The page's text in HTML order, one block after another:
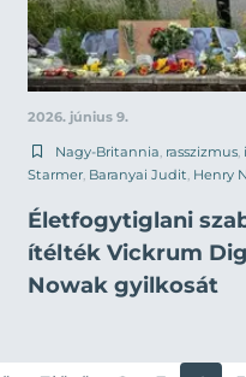
2026. június 9.
Nagy-Britannia rasszizmus
Starmer Baranyai Judit Henry
Életfogytiglani
ítélték Vickrum
Nowak gyilkosát